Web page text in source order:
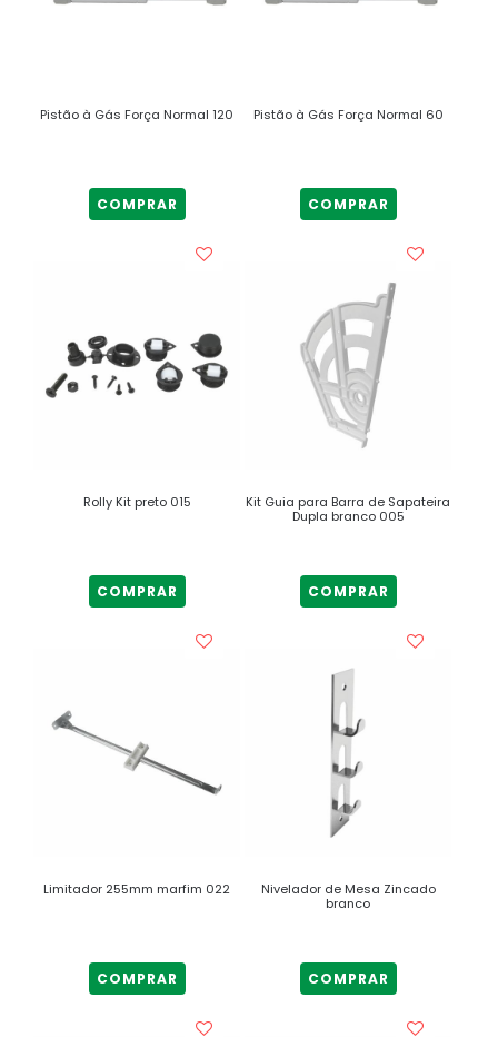
Pistão à Gás Força Normal 120
COMPRAR
Pistão à Gás Força Normal 60
COMPRAR
Rolly Kit preto 015
COMPRAR
Kit Guia para Barra de Sapateira
Dupla branco 005
COMPRAR
Limitador 255mm marfim 022
COMPRAR
Nivelador de Mesa Zincado
branco
COMPRAR